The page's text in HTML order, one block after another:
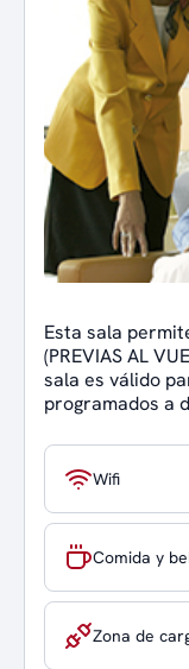
Esta sala
(PREVIAS AL
sala es válido
programados a
Wifi
Comida y
Zona de